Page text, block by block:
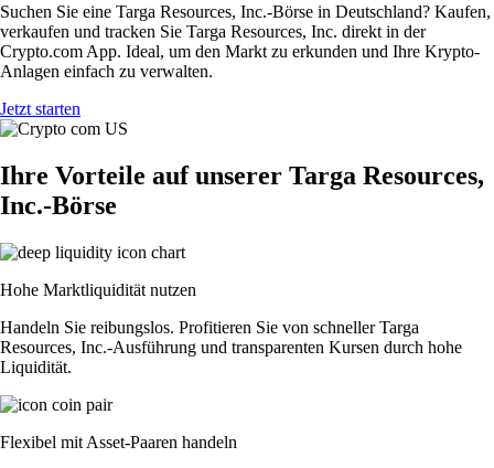
Suchen Sie eine Targa Resources, Inc.-Börse in Deutschland? Kaufen,
verkaufen und tracken Sie Targa Resources, Inc. direkt in der
Crypto.com App. Ideal, um den Markt zu erkunden und Ihre Krypto-
Anlagen einfach zu verwalten.
Jetzt starten
Ihre Vorteile auf unserer Targa Resources,
Inc.-Börse
Hohe Marktliquidität nutzen
Handeln Sie reibungslos. Profitieren Sie von schneller Targa
Resources, Inc.-Ausführung und transparenten Kursen durch hohe
Liquidität.
Flexibel mit Asset-Paaren handeln